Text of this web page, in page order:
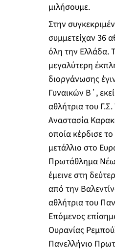
μιλήσουμε.
Στην
συμμετείχαν 36
όλη την Ελλάδα.
μεγαλύτερη
διοργάνωσης
Γυναικών Β΄,
αθλήτρια του
Αναστασία
οποία κέρδισε
μετάλλιο στο
Πρωτάθλημα
έμεινε στη
από την
αθλήτρια του
Επόμενος
Ουρανίας
Πανελλήνιο